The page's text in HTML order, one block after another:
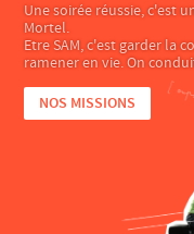
Une soirée réussie, c'est
Mortel.
Etre SAM, c'est garder la
ramener en vie. On
NOS MISSIONS